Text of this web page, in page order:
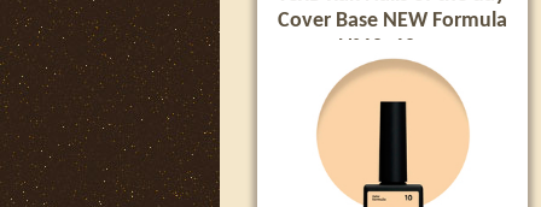
Cover Base NEW Formula
№10, 10 мл